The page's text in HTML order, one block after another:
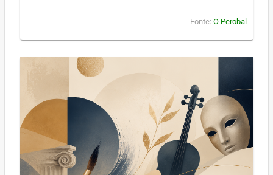
Fonte: O Perobal